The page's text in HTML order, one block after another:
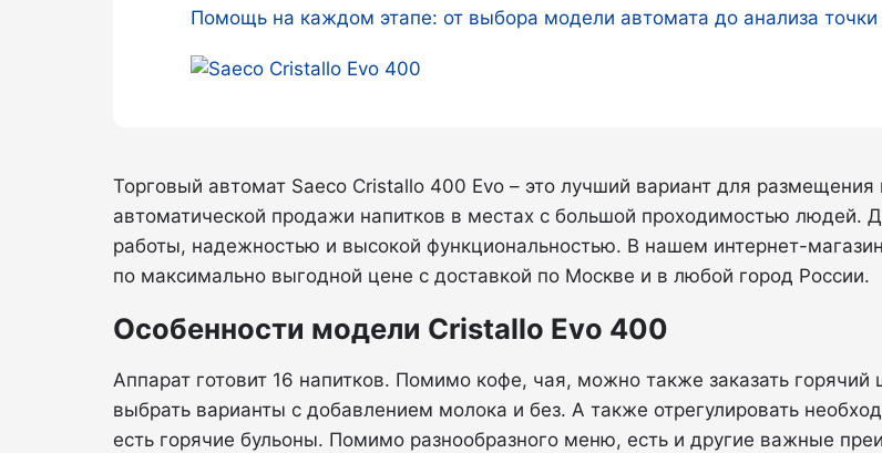
Помощь на каждом этапе: от выбора модели автомата до анализа точки
Торговый автомат Saeco Cristallo 400 Evo – это лучший вариант для
автоматической продажи напитков в местах с большой проходимостью людей.
работы, надежностью и высокой функциональностью. В нашем интернет-
по максимально выгодной цене с доставкой по Москве и в любой город России.
Особенности модели Cristallo Evo 400
Аппарат готовит 16 напитков. Помимо кофе, чая, можно также заказать
выбрать варианты с добавлением молока и без. А также отрегулировать
есть горячие бульоны. Помимо разнообразного меню, есть и другие важные